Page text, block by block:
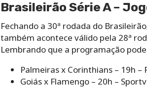
Brasileirão Série A –
Fechando a 30ª rodada do
também acontece válido pela 28ª
Lembrando que a programação
Palmeiras x Corinthians – 19h –
Goiás x Flamengo – 20h –